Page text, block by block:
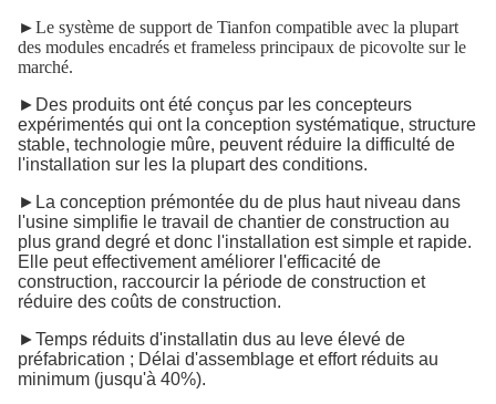
►Le système de support de Tianfon compatible avec la plupart
des modules encadrés et frameless principaux de picovolte sur le
marché.
►Des produits ont été conçus par les concepteurs
expérimentés qui ont la conception systématique, structure
stable, technologie mûre, peuvent réduire la difficulté de
l'installation sur les la plupart des conditions.
►La conception prémontée du de plus haut niveau dans
l'usine simplifie le travail de chantier de construction au
plus grand degré et donc l'installation est simple et rapide.
Elle peut effectivement améliorer l'efficacité de
construction, raccourcir la période de construction et
réduire des coûts de construction.
►Temps réduits d'installatin dus au leve élevé de
préfabrication ; Délai d'assemblage et effort réduits au
minimum (jusqu'à 40%).